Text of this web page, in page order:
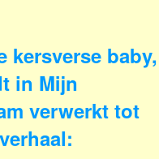
kersverse baby,
in Mijn
verwerkt tot